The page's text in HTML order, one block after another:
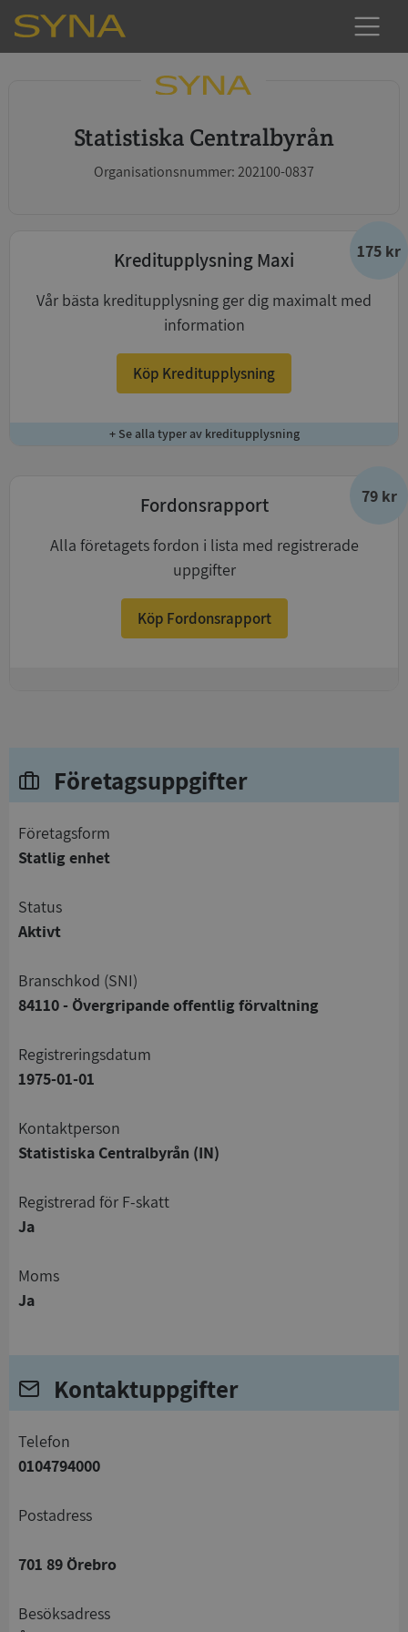
Statistiska Centralbyrån
Organisationsnummer: 202100-0837
175 kr
Kreditupplysning Maxi
Vår bästa kreditupplysning ger dig maximalt med
information
Köp Kreditupplysning
+ Se alla typer av kreditupplysning
79 kr
Fordonsrapport
Alla företagets fordon i lista med registrerade
uppgifter
Köp Fordonsrapport
Företagsuppgifter
företagsform
Statlig enhet
status
Aktivt
branschkod (SNI)
84110 - Övergripande offentlig förvaltning
registreringsdatum
1975-01-01
Kontaktperson
Statistiska Centralbyrån (IN)
registrerad för F-skatt
Ja
Moms
Ja
Kontaktuppgifter
telefon
0104794000
Postadress
701 89 Örebro
Besöksadress